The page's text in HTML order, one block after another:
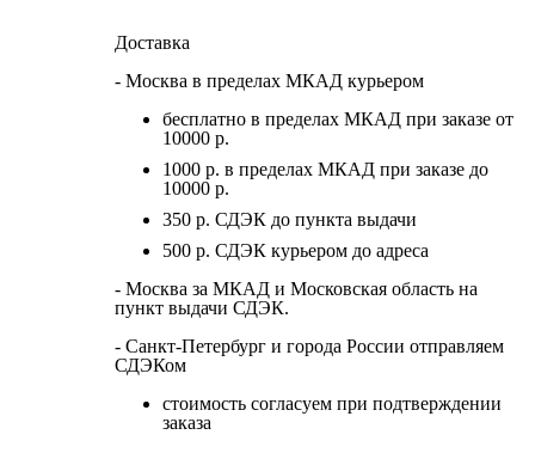
Доставка
- Москва в пределах МКАД курьером
бесплатно в пределах МКАД при заказе от
10000 р.
1000 р. в пределах МКАД при заказе до
10000 р.
350 р. СДЭК до пункта выдачи
500 р. СДЭК курьером до адреса
- Москва за МКАД и Московская область на
пункт выдачи СДЭК.
- Санкт-Петербург и города России отправляем
СДЭКом
стоимость согласуем при подтверждении
заказа